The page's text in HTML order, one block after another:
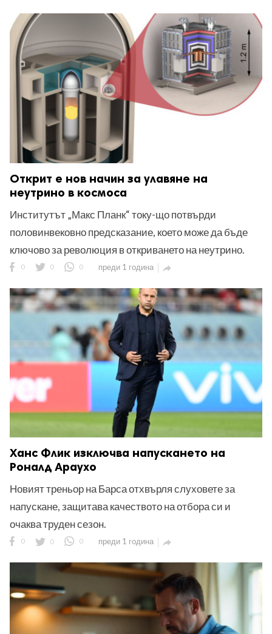
Открит е нов начин за улавяне на
неутрино в космоса
Институтът „Макс Планк“ току-що потвърди
половинвековно предсказание, което може да бъде
ключово за революция в откриването на неутрино.
0 0 0 преди 1 година 
Ханс Флик изключва напускането на
Роналд Араухо
Новият треньор на Барса отхвърля слуховете за
напускане, защитава качеството на отбора си и
очаква труден сезон.
0 0 0 преди 1 година 